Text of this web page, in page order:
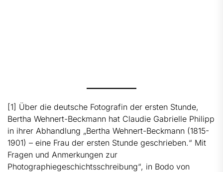
[1] Über die deutsche Fotografin der ersten Stunde,
Bertha Wehnert-Beckmann hat Claudie Gabrielle Philipp
in ihrer Abhandlung „Bertha Wehnert-Beckmann (1815-
1901) – eine Frau der ersten Stunde geschrieben.“ Mit
Fragen und Anmerkungen zur
Photographiegeschichtsschreibung“, in Bodo von